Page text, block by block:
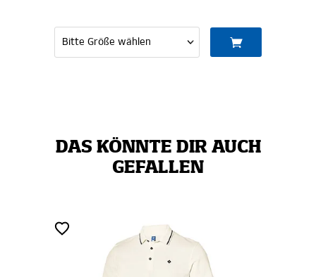
DAS KÖNNTE DIR AUCH
GEFALLEN